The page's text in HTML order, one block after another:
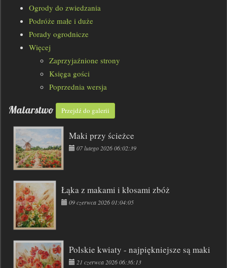
Ogrody do zwiedzania
Podróże małe i duże
Porady ogrodnicze
Więcej
Zaprzyjaźnione strony
Księga gości
Poprzednia wersja
Malarstwo Przejdź do galerii
Maki przy ścieżce
07 lutego 2026 06:02:39
Łąka z makami i kłosami zbóż
09 czerwca 2026 01:04:05
Polskie kwiaty - najpiękniejsze są maki
21 czerwca 2026 06:36:13